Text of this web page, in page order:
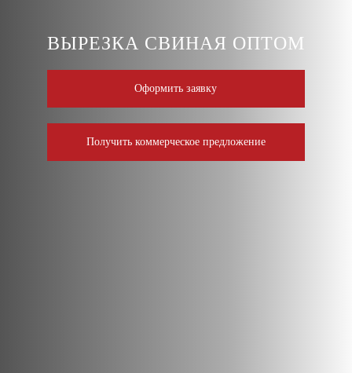
ВЫРЕЗКА СВИНАЯ ОПТОМ
Оформить заявку
Получить коммерческое предложение